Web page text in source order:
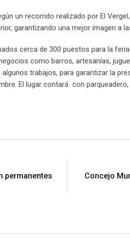
un recorrido realizado por El
garantizando una mejor imagen a
cerca de 300 puestos para la
como barros, artesanías,
trabajos, para garantizar la
El lugar contará con
permanentes
Concejo